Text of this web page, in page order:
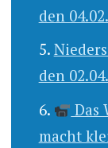
den
den
Das
macht